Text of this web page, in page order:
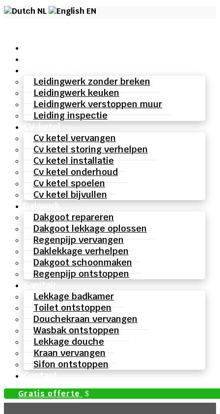
NL EN
Leidingwerk zonder breken
Leidingwerk keuken
Leidingwerk verstoppen muur
Leiding inspectie
CV-ketel
Cv ketel vervangen
Cv ketel storing verhelpen
Cv ketel installatie
Cv ketel onderhoud
Cv ketel spoelen
Cv ketel bijvullen
Dakwerk
Dakgoot repareren
Dakgoot lekkage oplossen
Regenpijp vervangen
Daklekkage verhelpen
Dakgoot schoonmaken
Regenpijp ontstoppen
Sanitair
Lekkage badkamer
Toilet ontstoppen
Douchekraan vervangen
Wasbak ontstoppen
Lekkage douche
Kraan vervangen
Sifon ontstoppen
Contact
Gratis offerte